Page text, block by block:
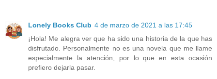
Lonely Books Club 4 de marzo de 2021 a las 17:45
¡Hola! Me alegra ver que ha sido una historia de la que has
disfrutado. Personalmente no es una novela que me llame
especialmente la atención, por lo que en esta ocasión
prefiero dejarla pasar.